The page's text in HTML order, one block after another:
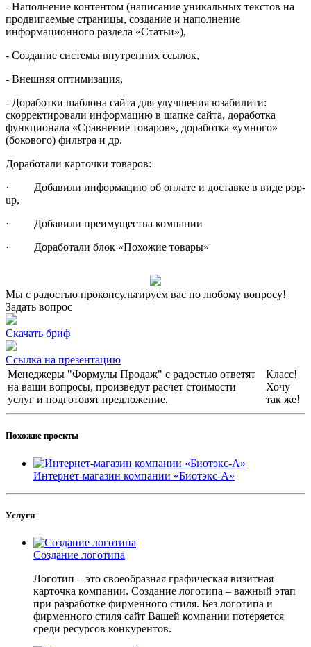
- Наполнение контентом (написание уникальных текстов на
продвигаемые страницы, создание и наполнение
информационного раздела «Статьи»),
- Создание системы внутренних ссылок,
- Внешняя оптимизация,
- Доработки шаблона сайта для улучшения юзабилити:
скорректировали информацию в шапке сайта, доработка
функционала «Сравнение товаров», доработка «умного»
(бокового) фильтра и др.
Доработали карточки товаров:
· Добавили информацию об оплате и доставке в виде pop-
up,
· Добавили преимущества компании
· Доработали блок «Похожие товары»
Мы с радостью проконсультируем вас по любому вопросу!
Задать вопрос
Скачать бриф
Ссылка на презентацию
Менеджеры "Формулы Продаж" с радостью ответят
на ваши вопросы, произведут расчет стоимости
услуг и подготовят предложение.
Класс!
Хочу
так же!
Похожие проекты
Интернет-магазин компании «Биотэкс-А»
Услуги
Создание логотипа
Логотип – это своеобразная графическая визитная
карточка компании. Создание логотипа – важный этап
при разработке фирменного стиля. Без логотипа и
фирменного стиля сайт Вашей компании потеряется
среди ресурсов конкурентов.